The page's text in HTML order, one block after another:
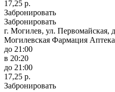
17,25 р.
Забронировать
Забронировать
г. Могилев, ул. Первомайская,
Могилевская Фармация
до 21:00
в 20:20
до 21:00
17,25 р.
Забронировать